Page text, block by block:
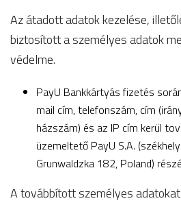
Az átadott adatok kezelése,
biztosított a személyes adatok
védelme.
PayU Bankkártyás fizetés
mail cím, telefonszám, cím
házszám) és az IP cím kerül
üzemeltető PayU S.A.
Grunwaldzka 182, Poland)
A továbbított személyes